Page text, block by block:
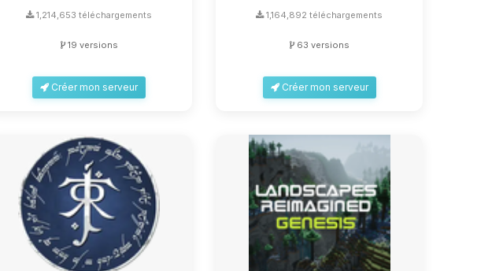
1,214,653 téléchargements
19 versions
Créer mon serveur
1,164,892 téléchargements
63 versions
Créer mon serveur